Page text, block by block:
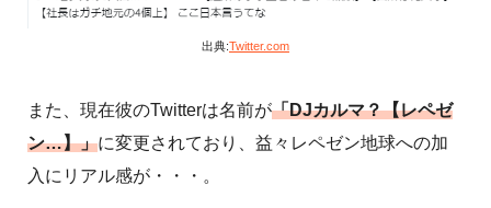
出典:Twitter.com
また、現在彼のTwitterは名前が「DJカルマ？【レペゼ
ン…】」に変更されており、益々レペゼン地球への加
入にリアル感が・・・。